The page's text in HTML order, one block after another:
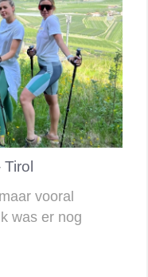
vooral
was er nog